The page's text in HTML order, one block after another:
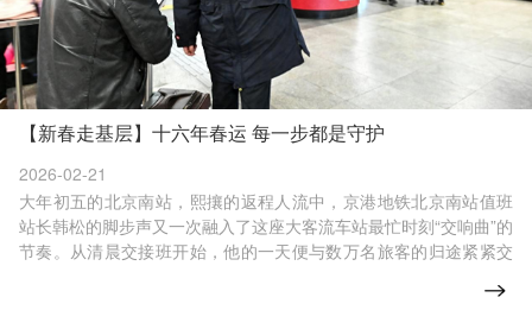
【新春走基层】十六年春运 每一步都是守护
大年初五的北京南站，熙攘的返程人流中，京港地铁北京南站值班
站长韩松的脚步声又一次融入了这座大客流车站最忙时刻“交响曲”的
节奏。从清晨交接班开始，他的一天便与数万名旅客的归途紧紧交
2026-02-21